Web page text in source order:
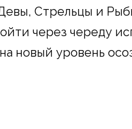
Стрельцы и
через череду
новый уровень